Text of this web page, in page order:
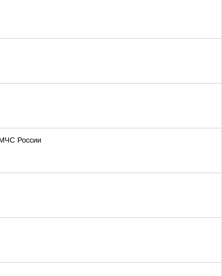
России